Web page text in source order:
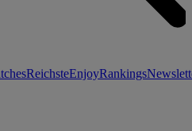
ReichsteEnjoyRankings